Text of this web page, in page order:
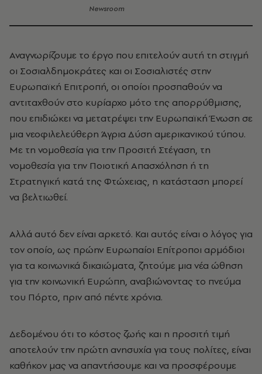
Newsroom
Αναγνωρίζουμε το έργο που επιτελούν αυτή τη στιγμή
οι Σοσιαλδημοκράτες και οι Σοσιαλιστές στην
Ευρωπαϊκή Επιτροπή, οι οποίοι προσπαθούν να
αντιταχθούν στο κυρίαρχο μότο της απορρύθμισης,
που επιδιώκει να μετατρέψει την Ευρωπαϊκή Ένωση σε
μια νεοφιλελεύθερη Άγρια Δύση αμερικανικού τύπου.
Με τη νομοθεσία για την Προσιτή Στέγαση, τη
νομοθεσία για την Ποιοτική Απασχόληση ή τη
Στρατηγική κατά της Φτώχειας, η κατάσταση μπορεί
να βελτιωθεί.
Αλλά αυτό δεν είναι αρκετό. Και αυτός είναι ο λόγος για
τον οποίο, ως πρώην Ευρωπαίοι Επίτροποι αρμόδιοι
για τα κοινωνικά δικαιώματα, ζητούμε μια νέα ώθηση
για την κοινωνική Ευρώπη, αναβιώνοντας το πνεύμα
του Πόρτο, πριν από πέντε χρόνια.
Δεδομένου ότι το κόστος ζωής και η προσιτή τιμή
αποτελούν την πρώτη ανησυχία για τους πολίτες, είναι
καθήκον μας να απαντήσουμε και να προσφέρουμε